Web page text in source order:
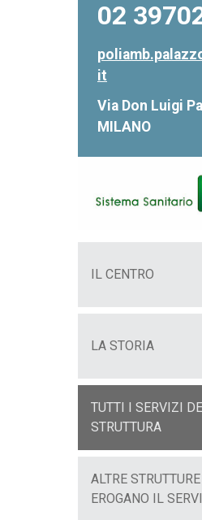
02
it
Via Don Luigi
MILANO
IL CENTRO
LA STORIA
TUTTI I SERVIZI
STRUTTURA
ALTRE
EROGANO IL